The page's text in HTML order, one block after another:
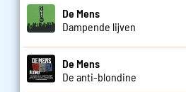
De Mens
Dampende lijven
De Mens
De anti-blondine